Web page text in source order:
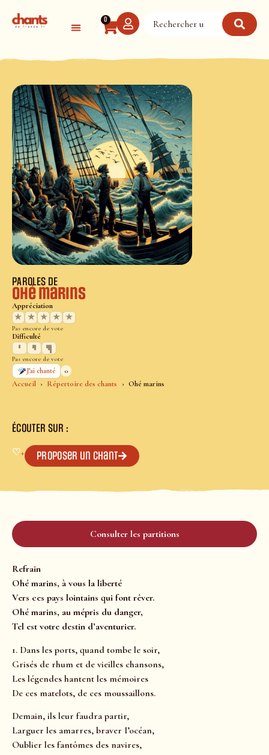
0
Accueil Répertoire des chants Ohé marins
PAROLES DE
Ohé marins
Appréciation
★
★ ★ ★ ★
Pas encore de vote
Difficulté
Pas encore de vote
J’ai chanté
0
ÉCOUTER SUR :
♡+ Proposer un chant
Consulter les partitions
Refrain
Ohé marins, à vous la liberté
Vers ces pays lointains qui font rêver.
Ohé marins, au mépris du danger,
Tel est votre destin d’aventurier.
1. Dans les ports, quand tombe le soir,
Grisés de rhum et de vieilles chansons,
Les légendes hantent les mémoires
De ces matelots, de ces moussaillons.
Demain, ils leur faudra partir,
Larguer les amarres, braver I’océan,
Oublier les fantômes des navires,